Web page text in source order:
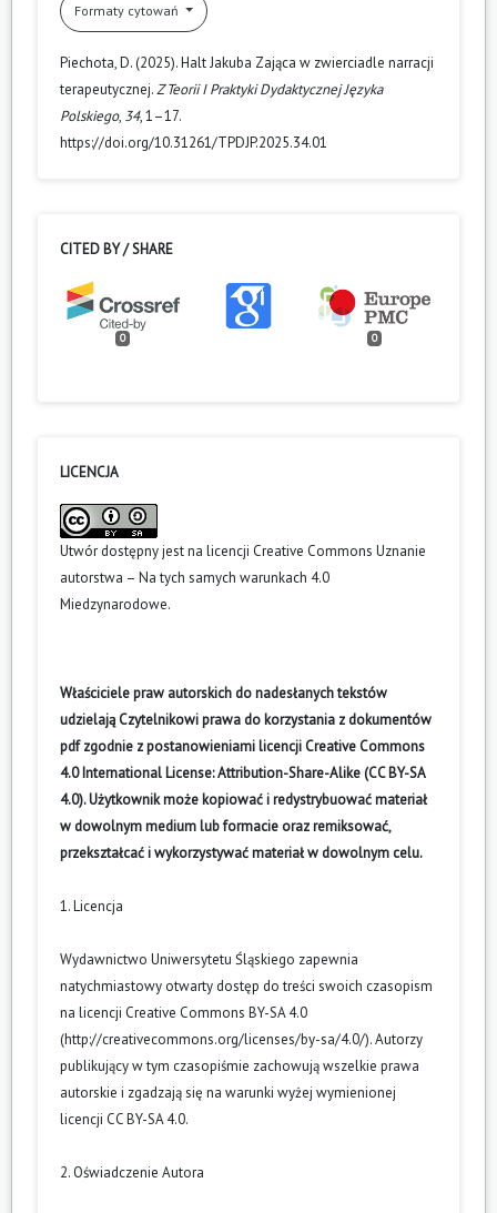
Formaty cytowań
Piechota, D. (2025). Halt Jakuba Zająca w zwierciadle narracji
terapeutycznej.Z Teorii I Praktyki Dydaktycznej Języka
Polskiego, 34, 1–17.
https://doi.org/10.31261/TPDJP.2025.34.01
CITED BY / SHARE
0 0
LICENCJA
Utwór dostępny jest na licencji Creative Commons Uznanie
autorstwa – Na tych samych warunkach 4.0
Miedzynarodowe.
Właściciele praw autorskich do nadesłanych tekstów
udzielają Czytelnikowi prawa do korzystania z dokumentów
pdf zgodnie z postanowieniami licencji Creative Commons
4.0 International License: Attribution-Share-Alike (CC BY-SA
4.0). Użytkownik może kopiować i redystrybuować materiał
w dowolnym medium lub formacie oraz remiksować,
przekształcać i wykorzystywać materiał w dowolnym celu.
1. Licencja
Wydawnictwo Uniwersytetu Śląskiego zapewnia
natychmiastowy otwarty dostęp do treści swoich czasopism
na licencji Creative Commons BY-SA 4.0
(http://creativecommons.org/licenses/by-sa/4.0/). Autorzy
publikujący w tym czasopiśmie zachowują wszelkie prawa
autorskie i zgadzają się na warunki wyżej wymienionej
licencji CC BY-SA 4.0.
2. Oświadczenie Autora